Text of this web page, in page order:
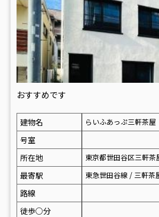
おすすめです
建物名 らいふあっぷ三軒茶屋
号室
所在地
東京都世田谷区三軒茶
最寄駅 東急世田谷線 / 三軒茶
路線
徒歩○分